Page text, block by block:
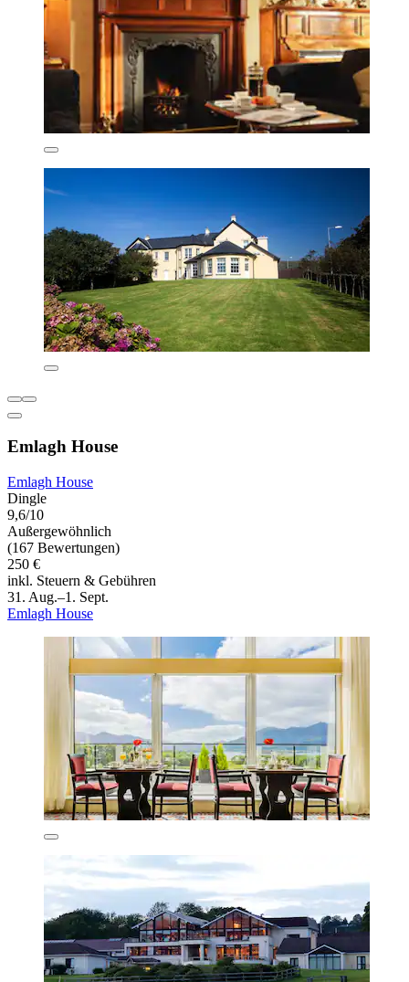
Emlagh House
Emlagh House
Dingle
9,6/10
Außergewöhnlich
(167 Bewertungen)
250 €
inkl. Steuern & Gebühren
31. Aug.–1. Sept.
Emlagh House